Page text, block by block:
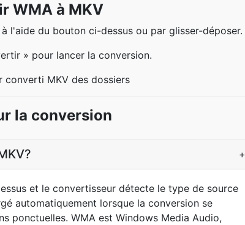
WMA à MKV
l'aide du bouton ci-dessus ou par glisser-déposer.
» pour lancer la conversion.
converti MKV des dossiers
la conversion
+
et le convertisseur détecte le type de source
automatiquement lorsque la conversion se
ponctuelles. WMA est Windows Media Audio,